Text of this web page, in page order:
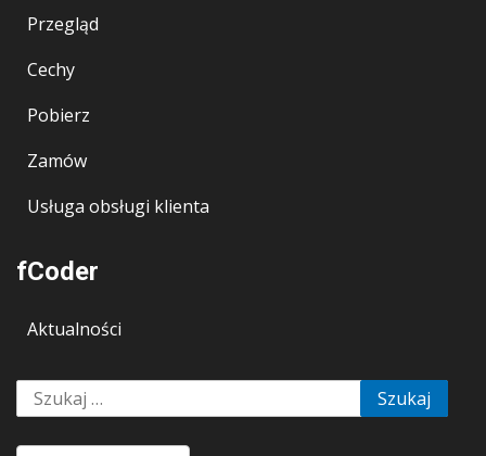
Przegląd
Cechy
Pobierz
Zamów
Usługa obsługi klienta
fCoder
Aktualności
Szukaj: